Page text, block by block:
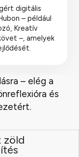
digitális
– például
Kreatív
–, amelyek
– elég a
és
zöld